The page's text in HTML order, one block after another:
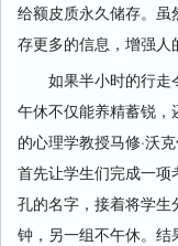
给额皮质永久储存。
存更多的信息，增强人
如果半小时的行走令
午休不仅能养精蓄锐
的心理学教授马修·沃
首先让学生们完成一
孔的名字，接着将学
钟，另一组不午休。结